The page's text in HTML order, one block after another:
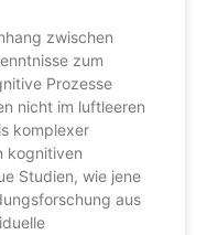
zwischen
zum
Prozesse
nicht im luftleeren
komplexer
kognitiven
Studien, wie jene
aus